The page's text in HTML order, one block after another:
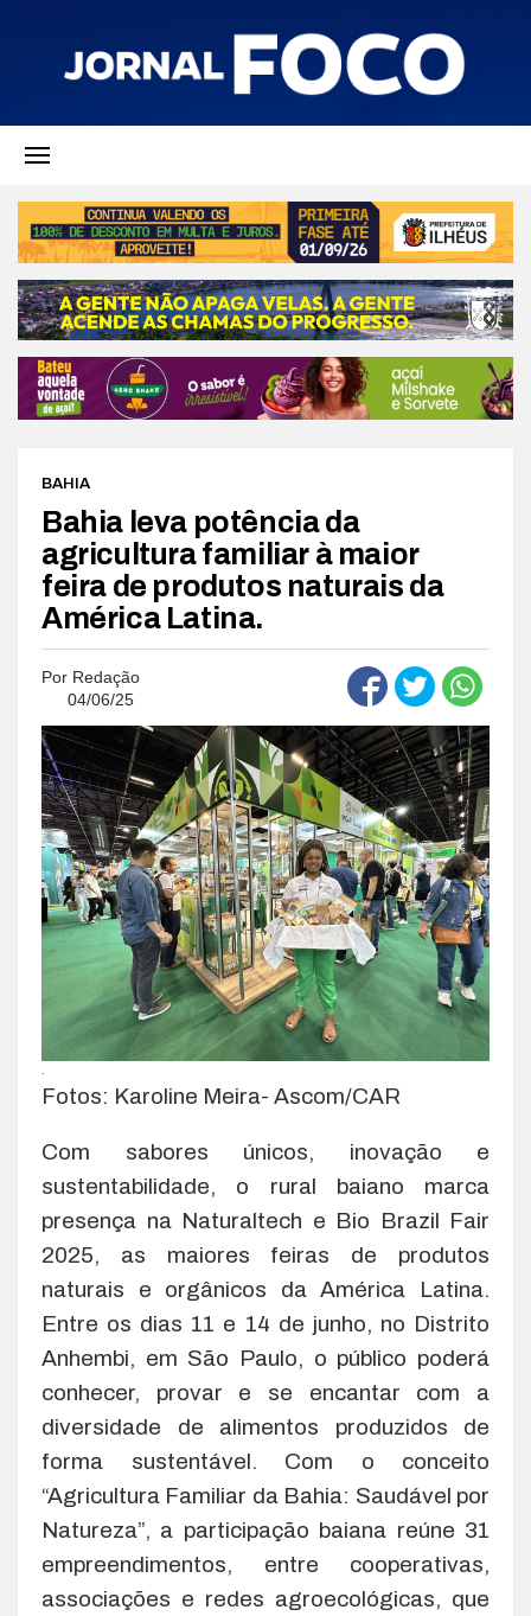
BAHIA
Bahia leva potência da
agricultura familiar à maior
feira de produtos naturais da
América Latina.
Por Redação
04/06/25
.
Fotos: Karoline Meira- Ascom/CAR
Com sabores únicos, inovação e
sustentabilidade, o rural baiano marca
presença na Naturaltech e Bio Brazil Fair
2025, as maiores feiras de produtos
naturais e orgânicos da América Latina.
Entre os dias 11 e 14 de junho, no Distrito
Anhembi, em São Paulo, o público poderá
conhecer, provar e se encantar com a
diversidade de alimentos produzidos de
forma sustentável. Com o conceito
“Agricultura Familiar da Bahia: Saudável por
Natureza”, a participação baiana reúne 31
empreendimentos, entre cooperativas,
associações e redes agroecológicas, que